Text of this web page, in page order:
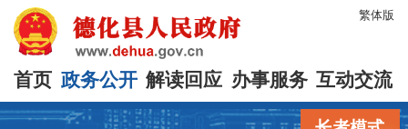
繁体版
首页 政务公开 解读回应 办事服务 互动交流